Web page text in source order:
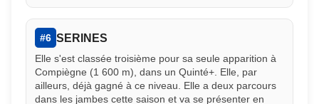
#6 SERINES
Elle s'est classée troisième pour sa seule apparition à
Compiègne (1 600 m), dans un Quinté+. Elle, par
ailleurs, déjà gagné à ce niveau. Elle a deux parcours
dans les jambes cette saison et va se présenter en